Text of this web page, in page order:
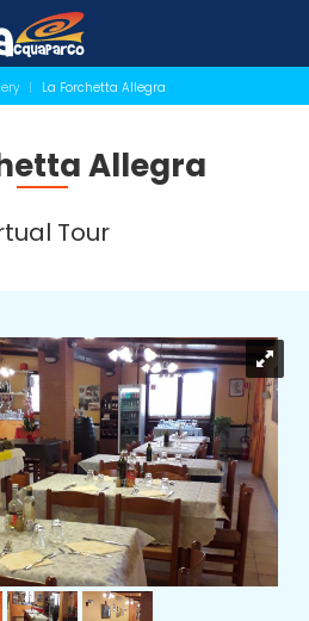
La Forchetta Allegra
Allegra
Tour